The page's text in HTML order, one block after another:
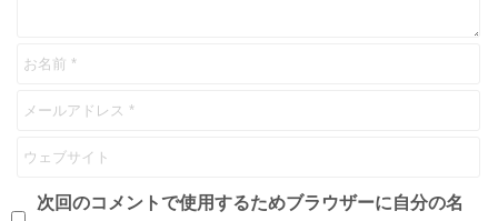
次回のコメントで使用するためブラウザーに自分の名